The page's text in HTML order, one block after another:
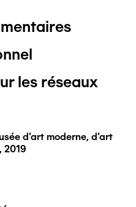
les réseaux
d'art moderne, d'art
2019